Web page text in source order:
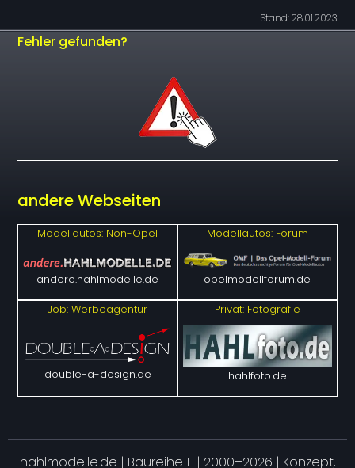
Stand: 28.01.2023
andere Webseiten
Modellautos: Non-Opel
andere.hahlmodelle.de
Modellautos: Forum
opelmodellforum.de
Job: Werbeagentur
double-a-design.de
Privat: Fotografie
hahlfoto.de
Fehler gefunden?
hahlmodelle.de | Baureihe F | 2000–2026 | Konzept,